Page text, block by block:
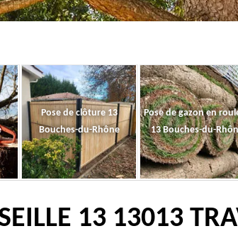
Pose de clôture 13
Bouches-du-Rhône
Pose de gazon en
13 Bouches-du-
13 13013